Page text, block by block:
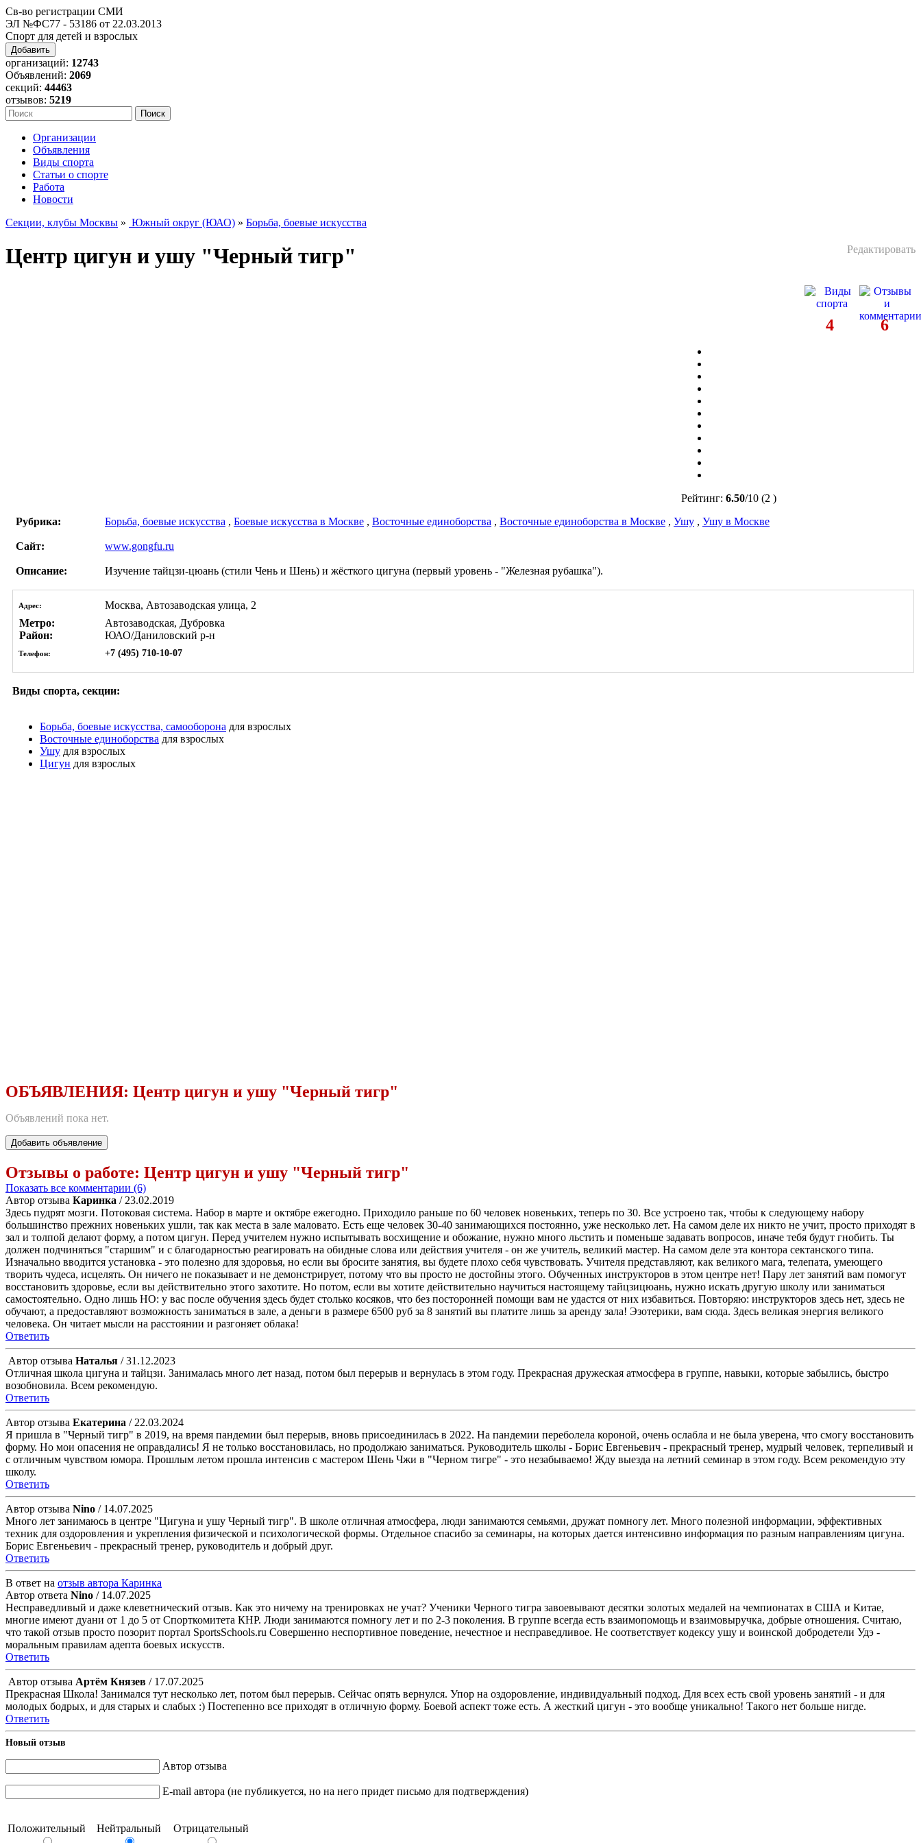
Св-во регистрации СМИ
ЭЛ №ФС77 - 53186 от 22.03.2013
Спорт для детей и взрослых
Добавить
организаций: 12743
Объявлений: 2069
секций: 44463
отзывов: 5219
Организации
Объявления
Виды спорта
Статьи о спорте
Работа
Новости
Секции, клубы Москвы » Южный округ (ЮАО) » Борьба, боевые искусства
Редактировать
Центр цигун и ушу "Черный тигр"
6
4
Рейтинг: 6.50/10 (2 )
Рубрика:
Борьба, боевые искусства , Боевые искусства в Москве , Восточные единоборства , Восточные единоборства в Москве , Ушу , Ушу в Москве
Сайт: www.gongfu.ru
Описание: Изучение тайцзи-цюань (стили Чень и Шень) и жёсткого цигуна (первый уровень - "Железная рубашка").
Адрес:
Москва, Автозаводская улица, 2
Метро:
Автозаводская, Дубровка
Район:
ЮАО/Даниловский р-н
Телефон: +7 (495) 710-10-07
Виды спорта, секции:
Борьба, боевые искусства, самооборона для взрослых
Восточные единоборства для взрослых
Ушу для взрослых
Цигун для взрослых
ОБЪЯВЛЕНИЯ: Центр цигун и ушу "Черный тигр"
Объявлений пока нет.
Добавить объявление
Отзывы о работе: Центр цигун и ушу "Черный тигр"
Показать все комментарии (6)
Автор отзыва Каринка / 23.02.2019
Здесь пудрят мозги. Потоковая система. Набор в марте и октябре ежегодно. Приходило раньше по 60 человек новеньких, теперь по 30. Все устроено так, чтобы к следующему набору
большинство прежних новеньких ушли, так как места в зале маловато. Есть еще человек 30-40 занимающихся постоянно, уже несколько лет. На самом деле их никто не учит, просто приходят в
зал и толпой делают форму, а потом цигун. Перед учителем нужно испытывать восхищение и обожание, нужно много льстить и поменьше задавать вопросов, иначе тебя будут гнобить. Ты
должен подчиняться "старшим" и с благодарностью реагировать на обидные слова или действия учителя - он же учитель, великий мастер. На самом деле эта контора сектанского типа.
Изначально вводится установка - это полезно для здоровья, но если вы бросите занятия, вы будете плохо себя чувствовать. Учителя представляют, как великого мага, телепата, умеющего
творить чудеса, исцелять. Он ничего не показывает и не демонстрирует, потому что вы просто не достойны этого. Обученных инструкторов в этом центре нет! Пару лет занятий вам помогут
восстановить здоровье, если вы действительно этого захотите. Но потом, если вы хотите действительно научиться настоящему тайцзицюань, нужно искать другую школу или заниматься
самостоятельно. Одно лишь НО: у вас после обучения здесь будет столько косяков, что без посторонней помощи вам не удастся от них избавиться. Повторяю: инструкторов здесь нет, здесь не
обучают, а предоставляют возможность заниматься в зале, а деньги в размере 6500 руб за 8 занятий вы платите лишь за аренду зала! Эзотерики, вам сюда. Здесь великая энергия великого
человека. Он читает мысли на расстоянии и разгоняет облака!
Ответить
Автор отзыва Наталья / 31.12.2023
Отличная школа цигуна и тайцзи. Занималась много лет назад, потом был перерыв и вернулась в этом году. Прекрасная дружеская атмосфера в группе, навыки, которые забылись, быстро
возобновила. Всем рекомендую.
Ответить
Автор отзыва Екатерина / 22.03.2024
Я пришла в "Черный тигр" в 2019, на время пандемии был перерыв, вновь присоединилась в 2022. На пандемии переболела короной, очень ослабла и не была уверена, что смогу восстановить
форму. Но мои опасения не оправдались! Я не только восстановилась, но продолжаю заниматься. Руководитель школы - Борис Евгеньевич - прекрасный тренер, мудрый человек, терпеливый и
с отличным чувством юмора. Прошлым летом прошла интенсив с мастером Шень Чжи в "Черном тигре" - это незабываемо! Жду выезда на летний семинар в этом году. Всем рекомендую эту
школу.
Ответить
Автор отзыва Nino / 14.07.2025
Много лет занимаюсь в центре "Цигуна и ушу Черный тигр". В школе отличная атмосфера, люди занимаются семьями, дружат помногу лет. Много полезной информации, эффективных
техник для оздоровления и укрепления физической и психологической формы. Отдельное спасибо за семинары, на которых дается интенсивно информация по разным направлениям цигуна.
Борис Евгеньевич - прекрасный тренер, руководитель и добрый друг.
Ответить
В ответ на отзыв автора Каринка
Автор ответа Nino / 14.07.2025
Несправедливый и даже клеветнический отзыв. Как это ничему на тренировках не учат? Ученики Черного тигра завоевывают десятки золотых медалей на чемпионатах в США и Китае,
многие имеют дуани от 1 до 5 от Спорткомитета КНР. Люди занимаются помногу лет и по 2-3 поколения. В группе всегда есть взаимопомощь и взаимовыручка, добрые отношения. Считаю,
что такой отзыв просто позорит портал SportsSchools.ru Совершенно неспортивное поведение, нечестное и несправедливое. Не соответствует кодексу ушу и воинской добродетели Удэ -
моральным правилам адепта боевых искусств.
Ответить
Автор отзыва Артём Князев / 17.07.2025
Прекрасная Школа! Занимался тут несколько лет, потом был перерыв. Сейчас опять вернулся. Упор на оздоровление, индивидуальный подход. Для всех есть свой уровень занятий - и для
молодых бодрых, и для старых и слабых :) Постепенно все приходят в отличную форму. Боевой аспект тоже есть. А жесткий цигун - это вообще уникально! Такого нет больше нигде.
Ответить
Новый отзыв
Автор отзыва
E-mail автора (не публикуется, но на него придет письмо для подтверждения)
Положительный Нейтральный Отрицательный